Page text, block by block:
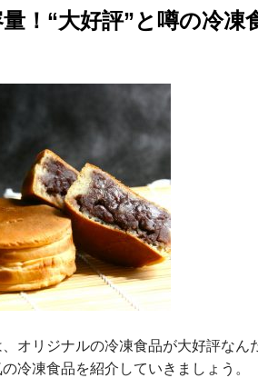
！“大好評”と噂の冷凍
オリジナルの冷凍食品が大好評なん
冷凍食品を紹介していきましょう。